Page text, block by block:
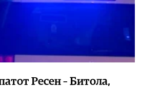
Ресен – Битола,